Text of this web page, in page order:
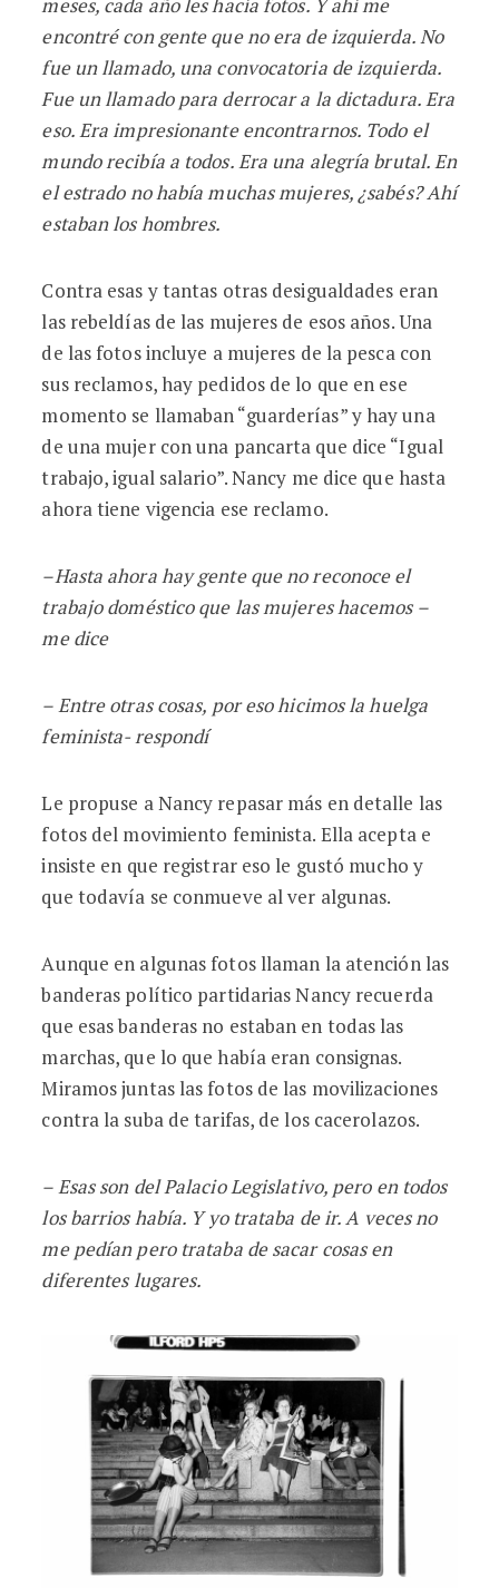
encontré con gente que no era de izquierda. No
fue un llamado, una convocatoria de izquierda.
Fue un llamado para derrocar a la dictadura. Era
eso. Era impresionante encontrarnos. Todo el
mundo recibía a todos. Era una alegría brutal. En
el estrado no había muchas mujeres, ¿sabés? Ahí
estaban los hombres.
Contra esas y tantas otras desigualdades eran
las rebeldías de las mujeres de esos años. Una
de las fotos incluye a mujeres de la pesca con
sus reclamos, hay pedidos de lo que en ese
momento se llamaban “guarderías” y hay una
de una mujer con una pancarta que dice “Igual
trabajo, igual salario”. Nancy me dice que hasta
ahora tiene vigencia ese reclamo.
–Hasta ahora hay gente que no reconoce el
trabajo doméstico que las mujeres hacemos –
me dice
– Entre otras cosas, por eso hicimos la huelga
feminista- respondí
Le propuse a Nancy repasar más en detalle las
fotos del movimiento feminista. Ella acepta e
insiste en que registrar eso le gustó mucho y
que todavía se conmueve al ver algunas.
Aunque en algunas fotos llaman la atención las
banderas político partidarias Nancy recuerda
que esas banderas no estaban en todas las
marchas, que lo que había eran consignas.
Miramos juntas las fotos de las movilizaciones
contra la suba de tarifas, de los cacerolazos.
– Esas son del Palacio Legislativo, pero en todos
los barrios había. Y yo trataba de ir. A veces no
me pedían pero trataba de sacar cosas en
diferentes lugares.